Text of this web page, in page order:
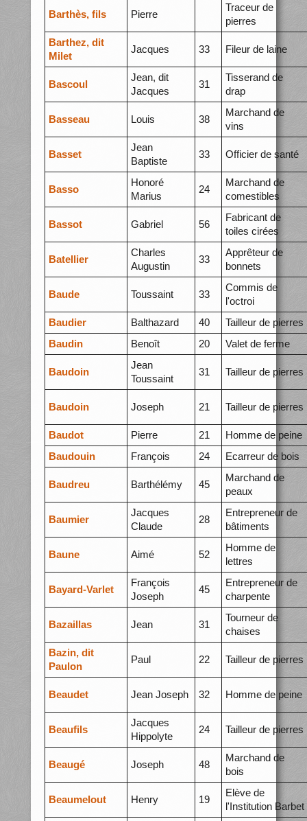
Barthès, fils Pierre
Traceur de
pierres
Barthez, dit
Milet
Jacques 33 Fileur de laine
Bascoul
Jean, dit
Jacques
31
Tisserand de
drap
Basseau Louis 38
Marchand de
vins
Basset
Jean
Baptiste
33 Officier de santé
Basso
Honoré
Marius
24
Marchand de
comestibles
Bassot Gabriel 56
Fabricant de
toiles cirées
Batellier
Charles
Augustin
33
Apprêteur de
bonnets
Baude Toussaint 33
Commis de
l'octroi
Baudier
Balthazard 40
Tailleur de pierres
Baudin
Benoît 20 Valet de ferme
Baudoin
Jean
Toussaint
31 Tailleur de pierres
Baudoin Joseph 21 Tailleur de pierres
Baudot Pierre 21
Homme de peine
Baudouin
François 24 Ecarreur de bois
Baudreu Barthélémy 45
Marchand de
peaux
Baumier
Jacques
Claude
28
Entrepreneur de
bâtiments
Baune Aimé 52
Homme de
lettres
Bayard-Varlet
François
Joseph
45
Entrepreneur de
charpente
Bazaillas Jean 31
Tourneur de
chaises
Bazin, dit
Paulon
Paul 22 Tailleur de pierres
Beaudet Jean Joseph 32 Homme de peine
Beaufils
Jacques
Hippolyte
24 Tailleur de pierres
Beaugé Joseph 48
Marchand de
bois
Beaumelout Henry 19
Elève de
l'Institution Barbet